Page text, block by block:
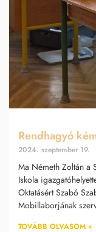
Rendhagyó
2024. szeptember 19.
Ma Németh Zoltán a
Iskola
Oktatásért Szabó
Mobillaborjának
TOVÁBB OLVASOM »